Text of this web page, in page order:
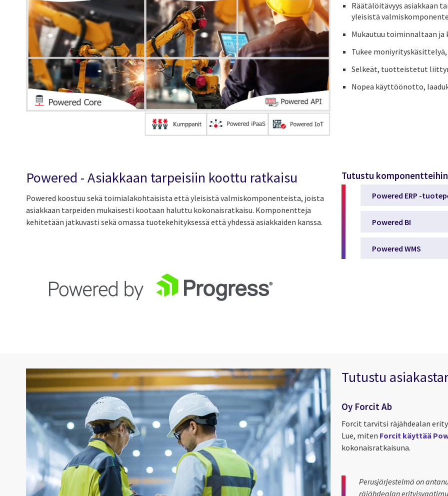
Räätälöitävyys asiakkaan
yleisistä
Mukautuu toiminnaltaan
Tukee
Selkeät, tuotteistetut
Nopea käyttöönotto,
Powered - Asiakkaan tarpeisiin koottu ratkaisu
Powered koostuu sekä toimialakohtaisista että yleisistä valmiskomponenteista, joista
asiakkaan tarpeiden mukaisesti kootaan haluttu kokonaisratkaisu. Komponentteja
kehitetään jatkuvasti sekä omassa tuotekehityksessä että yhdessä asiakkaiden kanssa.
Tutustu komponentteihin
Powered ERP -
Powered BI
Powered WMS
Tutustu
Oy Forcit Ab
Forcit tarvitsi räjähdealan
Lue, miten Forcit käyttää
kokonaisratkaisuna.
Perusjärjestelmä on
räjähdealan